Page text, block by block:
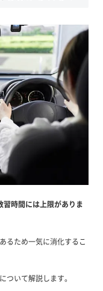
時間には上限がありま
るため一気に消化するこ
について解説します。